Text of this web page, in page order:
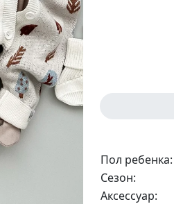
Пол ребенка:
Сезон:
Аксессуар: